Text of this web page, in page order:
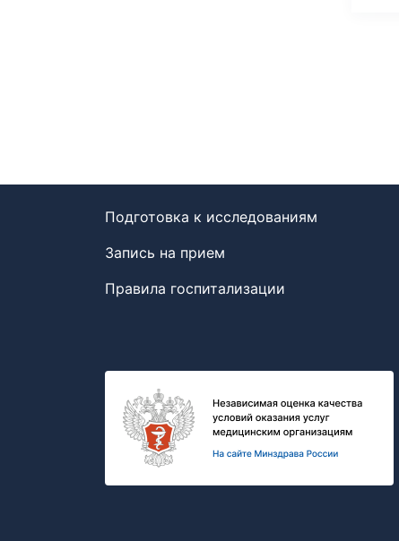
Подготовка к исследованиям
Запись на прием
Правила госпитализации